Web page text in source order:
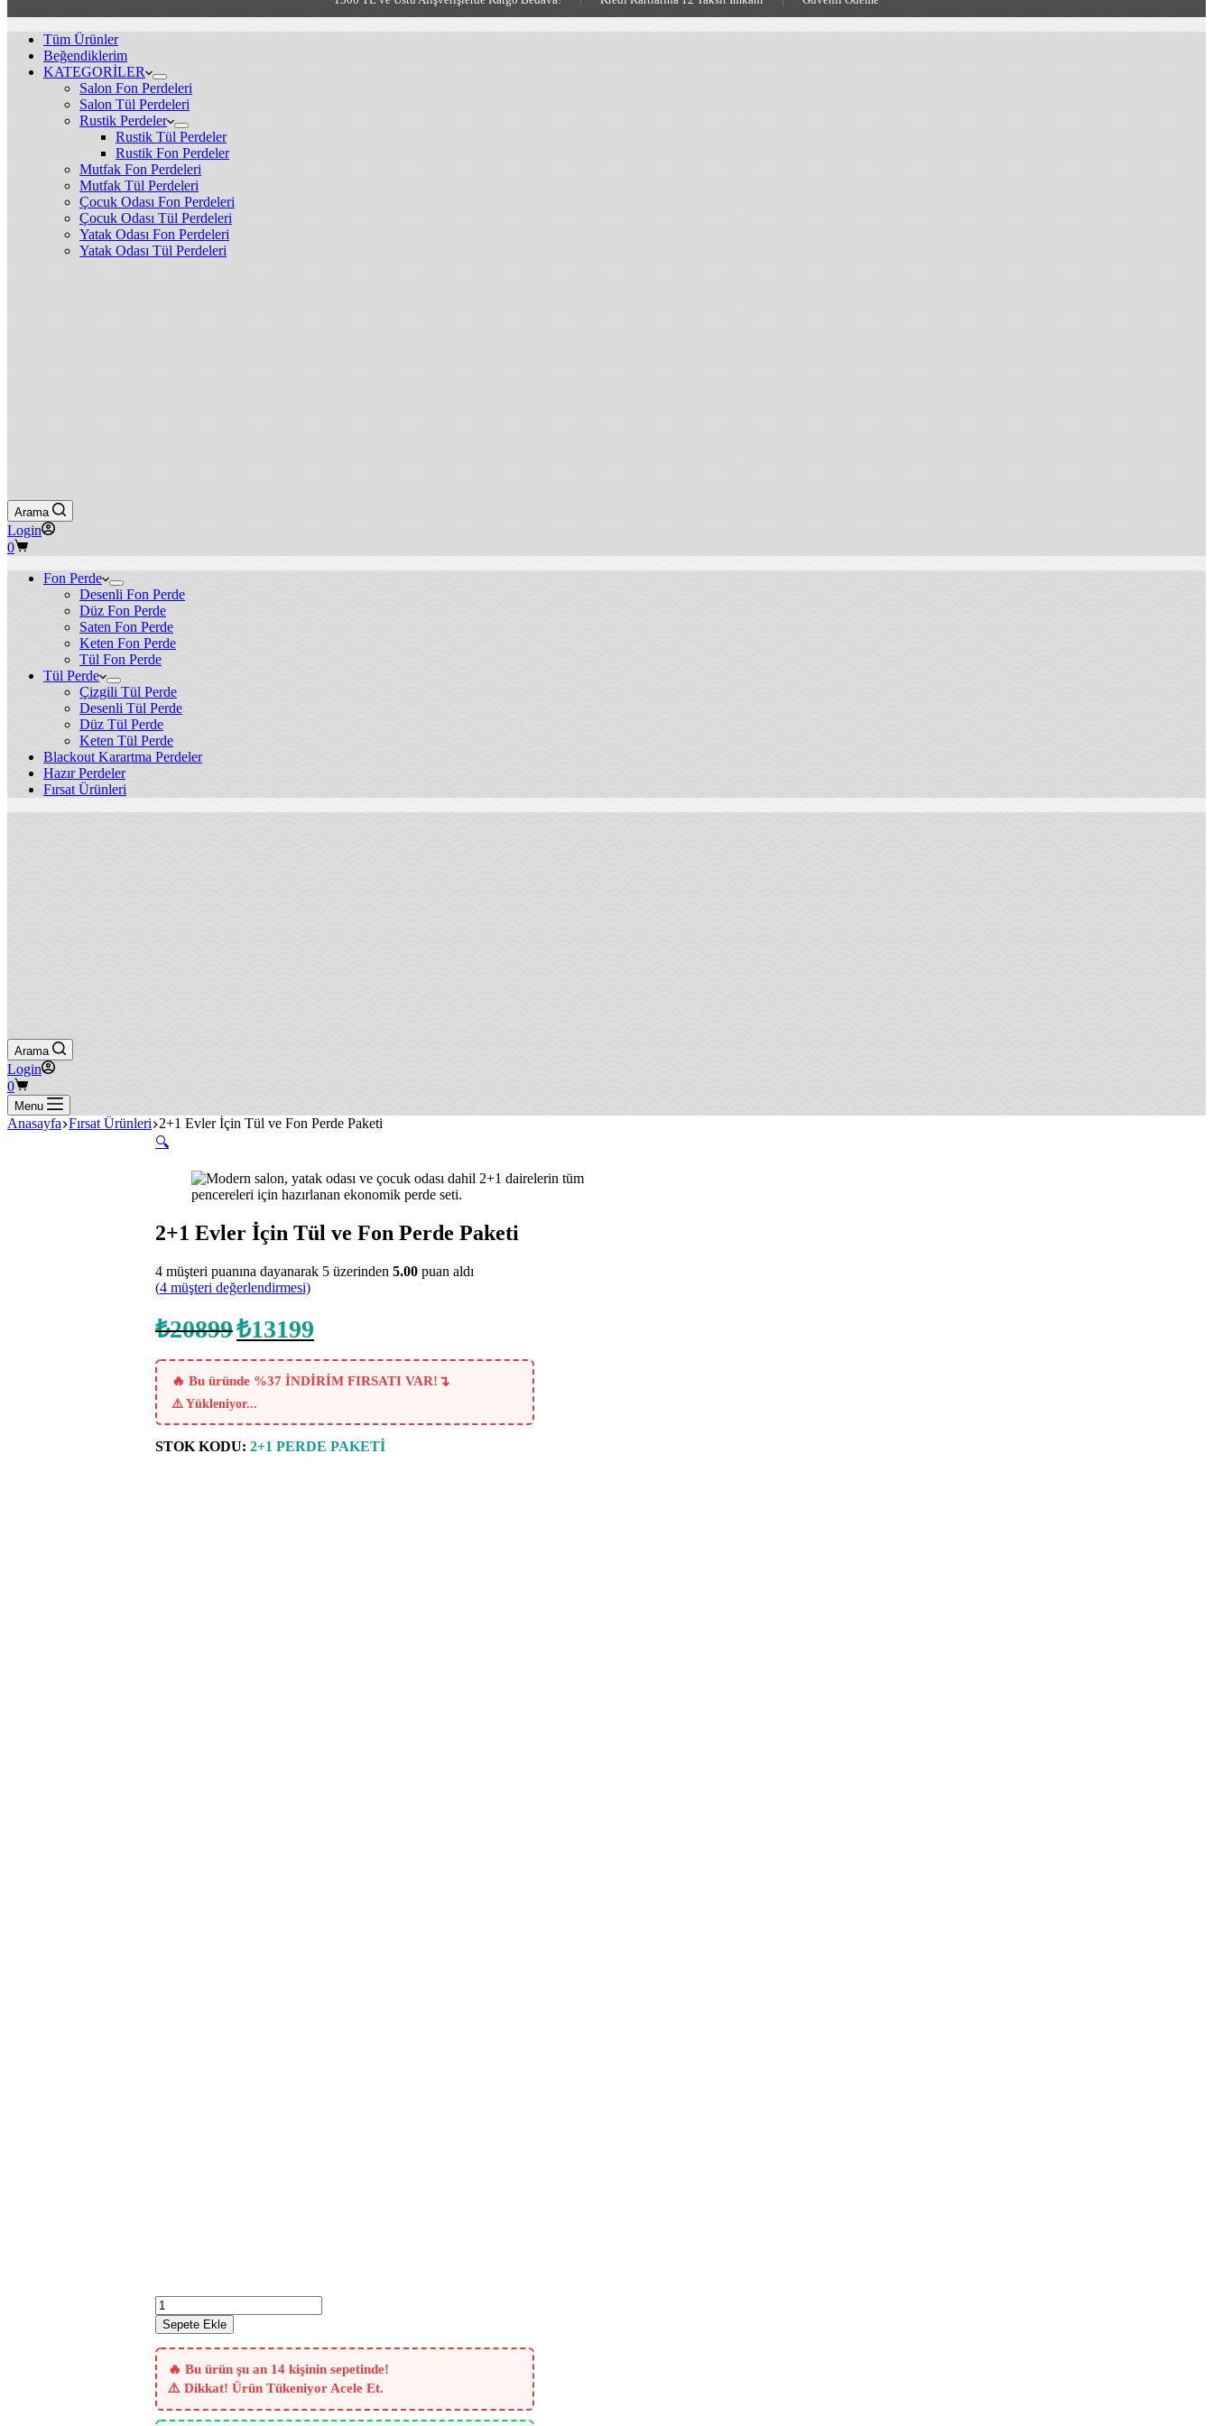
Tüm Ürünler
Beğendiklerim
KATEGORİLER
Salon Fon Perdeleri
Salon Tül Perdeleri
Rustik Perdeler
Rustik Tül Perdeler
Rustik Fon Perdeler
Mutfak Fon Perdeleri
Mutfak Tül Perdeleri
Çocuk Odası Fon Perdeleri
Çocuk Odası Tül Perdeleri
Yatak Odası Fon Perdeleri
Yatak Odası Tül Perdeleri
Arama
Login
Shopping
0
Fon Perde
Desenli Fon Perde
Düz Fon Perde
Saten Fon Perde
Keten Fon Perde
Tül Fon Perde
Tül Perde
Çizgili Tül Perde
Desenli Tül Perde
Düz Tül Perde
Keten Tül Perde
Blackout Karartma Perdeler
Hazır Perdeler
Fırsat Ürünleri
Arama
Login
Shopping
cart
0
Menu
Anasayfa Fırsat Ürünleri 2+1 Evler İçin Tül ve Fon Perde Paketi
🔍
2+1 Evler İçin Tül ve Fon Perde Paketi
4 müşteri puanına dayanarak 5 üzerinden 5.00 puan aldı
(4 müşteri değerlendirmesi)
₺20899 Orijinal
fiyat:
₺13199
🔥 Bu üründe %37 İNDİRİM FIRSATI VAR! ↴
⚠️ Yükleniyor...
STOK KODU: 2+1 PERDE PAKETİ
2+1
Evler
İçin
Tül
ve
Fon
Perde
Paketi
Sepete Ekle
🔥 Bu ürün şu an 14 kişinin sepetinde!
⚠️ Dikkat! Ürün Tükeniyor Acele Et.